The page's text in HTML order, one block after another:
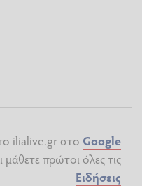
ilialive.gr στο Google
μάθετε πρώτοι όλες τις
Ειδήσεις